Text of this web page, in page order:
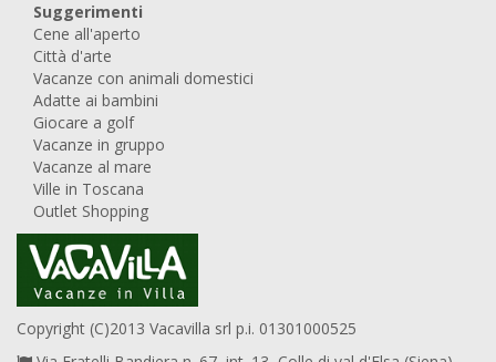
Suggerimenti
Cene all'aperto
Città d'arte
Vacanze con animali domestici
Adatte ai bambini
Giocare a golf
Vacanze in gruppo
Vacanze al mare
Ville in Toscana
Outlet Shopping
Copyright (C)2013 Vacavilla srl p.i. 01301000525